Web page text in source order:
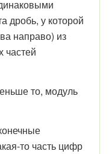
дробь, у которой
направо) из
частей
то, модуль
то часть цифр